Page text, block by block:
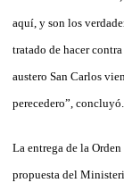
aquí, y son los
tratado de hacer
austero San Carlos
perecedero”, concluyó.
La entrega de la
propuesta del